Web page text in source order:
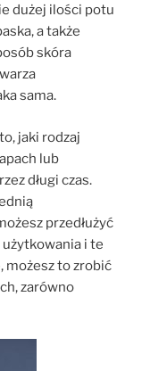
dużej ilości potu
a także
skóra
sama.
jaki rodzaj
lub
długi czas.
przedłużyć
użytkowania i te
możesz to zrobić
zarówno